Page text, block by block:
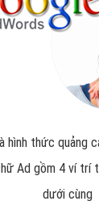
hình thức quảng
Ad gồm 4 ví trí
dưới cùng